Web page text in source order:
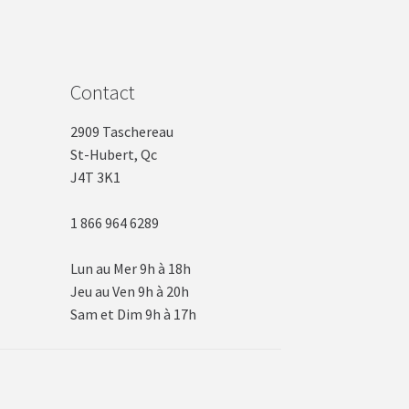
Contact
2909 Taschereau
St-Hubert, Qc
J4T 3K1
1 866 964 6289
Lun au Mer 9h à 18h
Jeu au Ven 9h à 20h
Sam et Dim 9h à 17h